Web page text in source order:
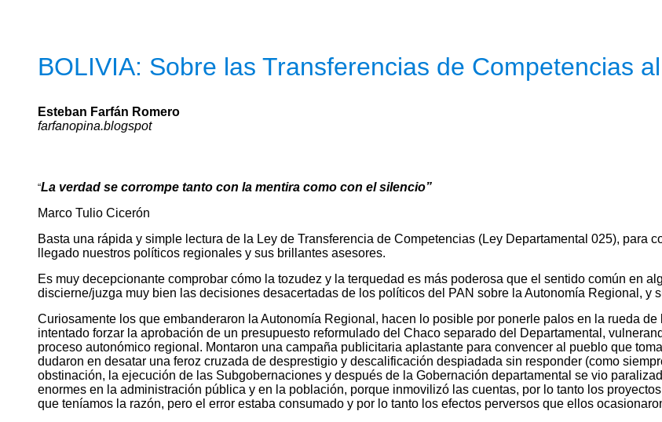
BOLIVIA: Sobre las Transferencias de Competencias
Esteban Farfán Romero
farfanopina.blogspot
“La verdad se corrompe tanto con la mentira como con el silencio”
Marco Tulio Cicerón
Basta una rápida y simple lectura de la Ley de Transferencia de Competencias (Ley Departamental 025), para
llegado nuestros políticos regionales y sus brillantes asesores.
Es muy decepcionante comprobar cómo la tozudez y la terquedad es más poderosa que el sentido común en
discierne/juzga muy bien las decisiones desacertadas de los políticos del PAN sobre la Autonomía Regional, y
Curiosamente los que embanderaron la Autonomía Regional, hacen lo posible por ponerle palos en la rueda
intentado forzar la aprobación de un presupuesto reformulado del Chaco separado del Departamental,
proceso autonómico regional. Montaron una campaña publicitaria aplastante para convencer al pueblo que
dudaron en desatar una feroz cruzada de desprestigio y descalificación despiadada sin responder (como
obstinación, la ejecución de las Subgobernaciones y después de la Gobernación departamental se vio
enormes en la administración pública y en la población, porque inmovilizó las cuentas, por lo tanto los
que teníamos la razón, pero el error estaba consumado y por lo tanto los efectos perversos que ellos